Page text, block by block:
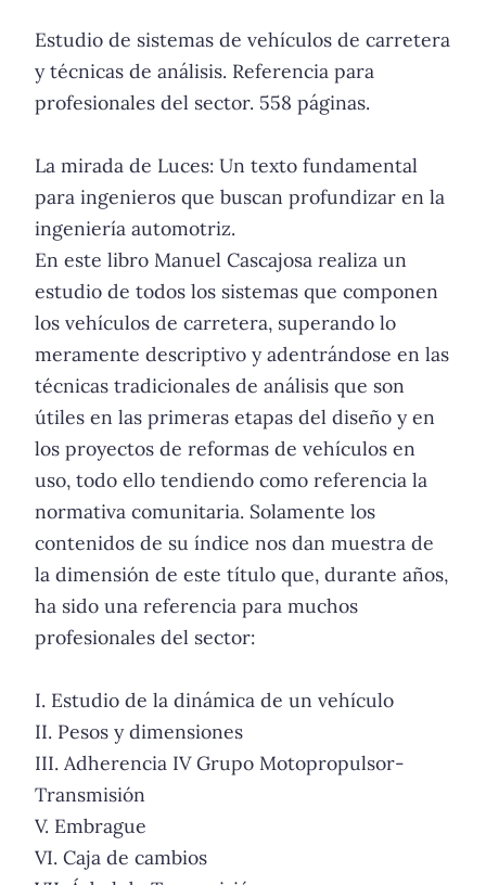
Estudio de sistemas de vehículos de carretera
y técnicas de análisis. Referencia para
profesionales del sector. 558 páginas.
La mirada de Luces: Un texto fundamental
para ingenieros que buscan profundizar en la
ingeniería automotriz.
En este libro Manuel Cascajosa realiza un
estudio de todos los sistemas que componen
los vehículos de carretera, superando lo
meramente descriptivo y adentrándose en las
técnicas tradicionales de análisis que son
útiles en las primeras etapas del diseño y en
los proyectos de reformas de vehículos en
uso, todo ello tendiendo como referencia la
normativa comunitaria. Solamente los
contenidos de su índice nos dan muestra de
la dimensión de este título que, durante años,
ha sido una referencia para muchos
profesionales del sector:
I. Estudio de la dinámica de un vehículo
II. Pesos y dimensiones
III. Adherencia IV Grupo Motopropulsor-
Transmisión
V. Embrague
VI. Caja de cambios